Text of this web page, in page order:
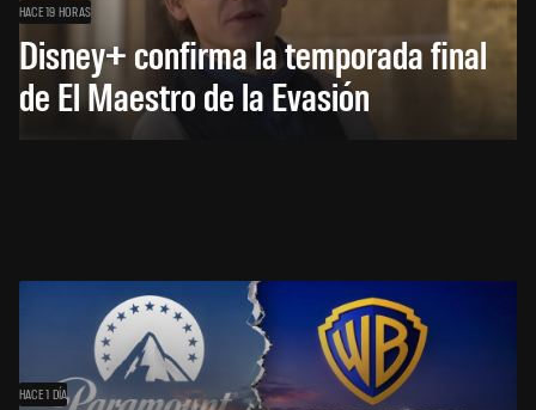
HACE 19 HORAS
Disney+ confirma la temporada final
de El Maestro de la Evasión
HACE 1 DÍA